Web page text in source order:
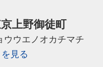
上野御徒町
ウウエノオカチマチ
見る